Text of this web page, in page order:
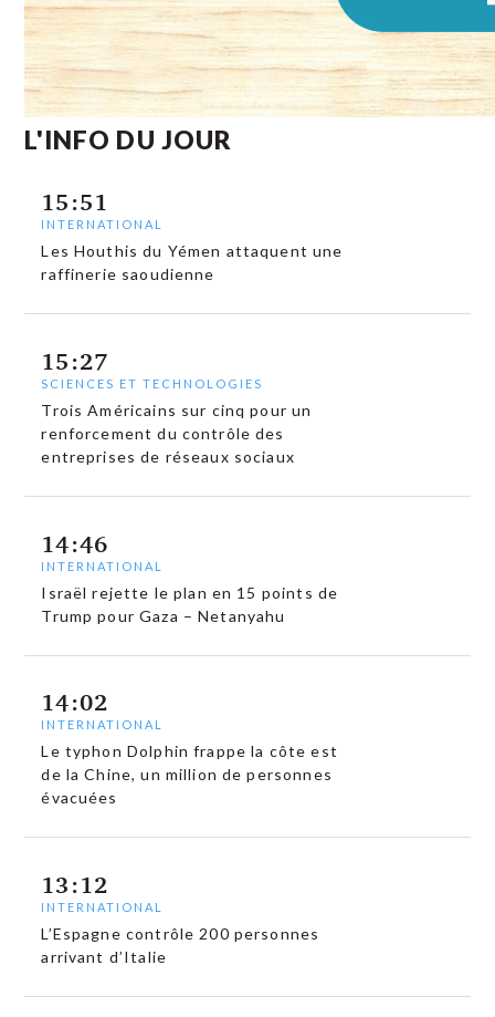
L'INFO DU JOUR
15:51
INTERNATIONAL
Les Houthis du Yémen attaquent une
raffinerie saoudienne
15:27
SCIENCES ET TECHNOLOGIES
Trois Américains sur cinq pour un
renforcement du contrôle des
entreprises de réseaux sociaux
14:46
INTERNATIONAL
Israël rejette le plan en 15 points de
Trump pour Gaza – Netanyahu
14:02
INTERNATIONAL
Le typhon Dolphin frappe la côte est
de la Chine, un million de personnes
évacuées
13:12
INTERNATIONAL
L’Espagne contrôle 200 personnes
arrivant d’Italie